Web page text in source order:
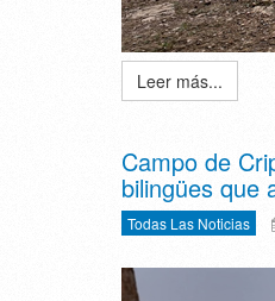
Leer más...
Campo de
bilingües que
Todas Las Noticias